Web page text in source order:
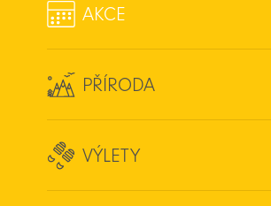
AKCE
PŘÍRODA
VÝLETY